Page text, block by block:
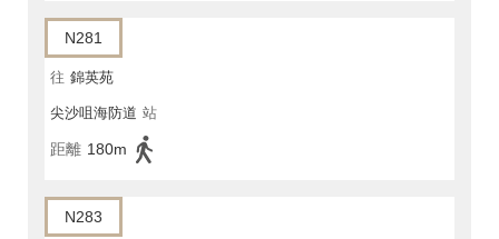
N281
往 錦英苑
尖沙咀海防道 站
距離 180m
N283